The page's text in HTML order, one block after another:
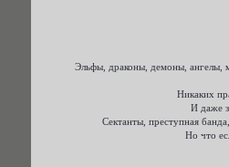
Эльфы, драконы, демоны, ангелы,
Никаких
И даже
Сектанты, преступная
Но что